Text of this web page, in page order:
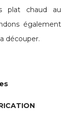
plat chaud au
également
découper.